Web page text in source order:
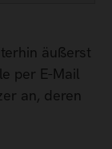
äußerst
per E-Mail
an, deren